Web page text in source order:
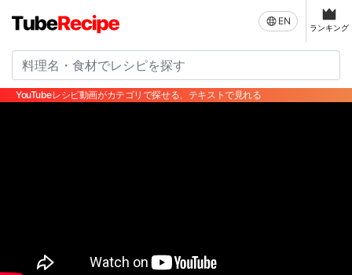
EN
ランキング
YouTubeレシピ動画がカテゴリで探せる、テキストで見れる